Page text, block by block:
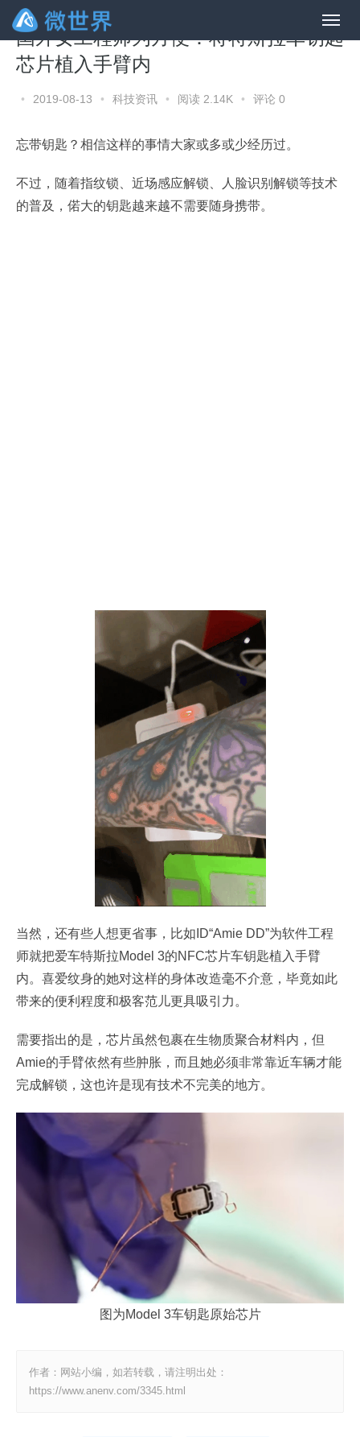
国外女工程师为方便：将特斯拉车钥匙
芯片植入手臂内
• 2019-08-13 • 科技资讯 • 阅读 2.14K • 评论 0
忘带钥匙？相信这样的事情大家或多或少经历过。
不过，随着指纹锁、近场感应解锁、人脸识别解锁等技术
的普及，偌大的钥匙越来越不需要随身携带。
当然，还有些人想更省事，比如ID“Amie DD”为软件工程
师就把爱车特斯拉Model 3的NFC芯片车钥匙植入手臂
内。喜爱纹身的她对这样的身体改造毫不介意，毕竟如此
带来的便利程度和极客范儿更具吸引力。
需要指出的是，芯片虽然包裹在生物质聚合材料内，但
Amie的手臂依然有些肿胀，而且她必须非常靠近车辆才能
完成解锁，这也许是现有技术不完美的地方。
图为Model 3车钥匙原始芯片
作者：网站小编，如若转载，请注明出处：
https://www.anenv.com/3345.html